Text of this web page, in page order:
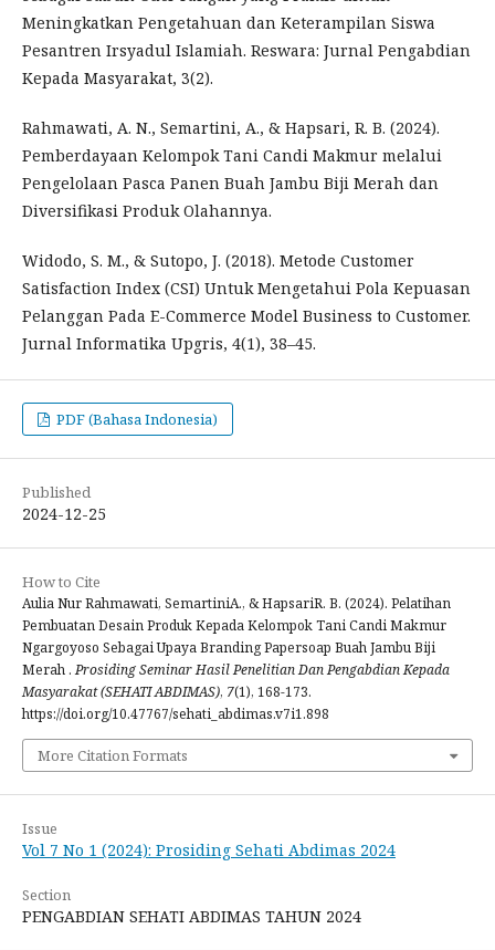
Meningkatkan Pengetahuan dan Keterampilan Siswa
Pesantren Irsyadul Islamiah. Reswara: Jurnal Pengabdian
Kepada Masyarakat, 3(2).
Rahmawati, A. N., Semartini, A., & Hapsari, R. B. (2024).
Pemberdayaan Kelompok Tani Candi Makmur melalui
Pengelolaan Pasca Panen Buah Jambu Biji Merah dan
Diversifikasi Produk Olahannya.
Widodo, S. M., & Sutopo, J. (2018). Metode Customer
Satisfaction Index (CSI) Untuk Mengetahui Pola Kepuasan
Pelanggan Pada E-Commerce Model Business to Customer.
Jurnal Informatika Upgris, 4(1), 38–45.
PDF (Bahasa Indonesia)
Published
2024-12-25
How to Cite
Aulia Nur Rahmawati, SemartiniA., & HapsariR. B. (2024). Pelatihan
Pembuatan Desain Produk Kepada Kelompok Tani Candi Makmur
Ngargoyoso Sebagai Upaya Branding Papersoap Buah Jambu Biji
Merah .Prosiding Seminar Hasil Penelitian Dan Pengabdian Kepada
Masyarakat (SEHATI ABDIMAS), 7(1), 168-173.
https://doi.org/10.47767/sehati_abdimas.v7i1.898
More Citation Formats
Issue
Vol 7 No 1 (2024): Prosiding Sehati Abdimas 2024
Section
PENGABDIAN SEHATI ABDIMAS TAHUN 2024